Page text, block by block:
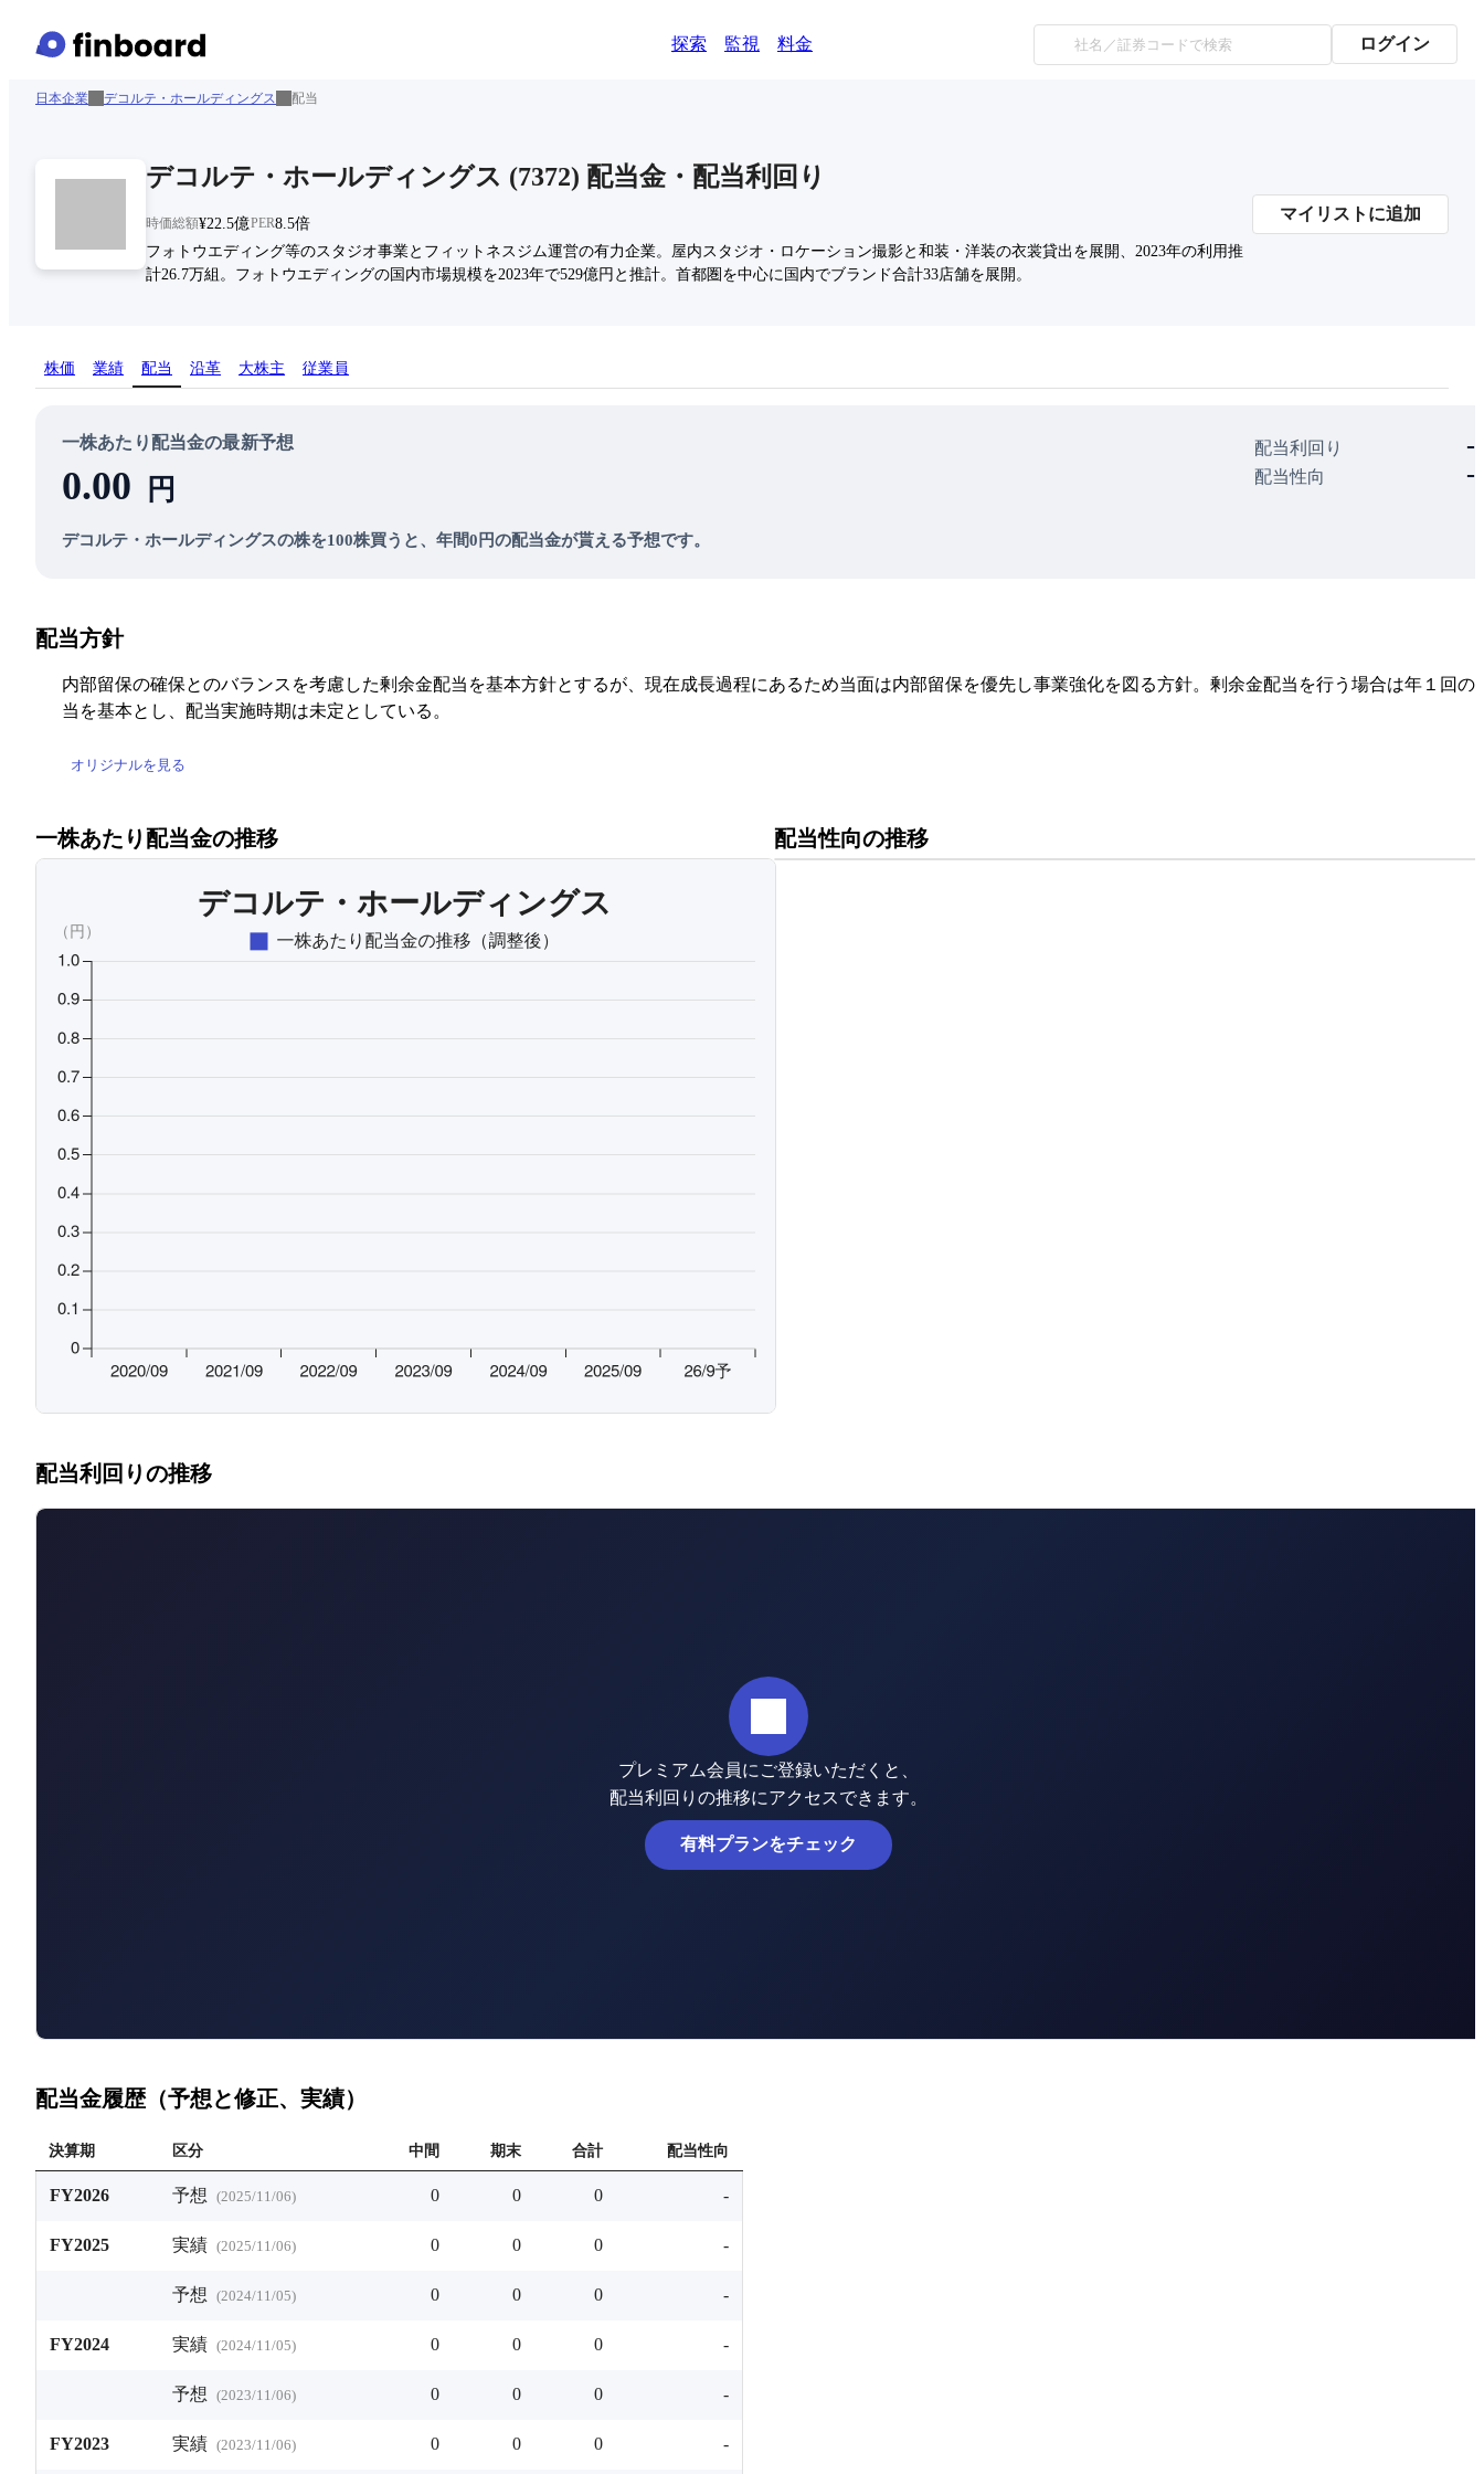
探索 監視 料金 ログイン
日本企業 デコルテ・ホールディングス 配当
デコルテ・ホールディングス (7372) 配当金・配当利回り
時価総額¥22.5億PER8.5倍
フォトウエディング等のスタジオ事業とフィットネスジム運営の有力企業。屋内スタジオ・ロケーション撮影と和装・洋装の衣裳貸出を展開、2023年の利用推
計26.7万組。フォトウエディングの国内市場規模を2023年で529億円と推計。首都圏を中心に国内でブランド合計33店舗を展開。
マイリストに追加
株価 業績 配当 沿革 大株主 従業員
一株あたり配当金の最新予想
0.00 円
デコルテ・ホールディングスの株を100株買うと、年間0円の配当金が貰える予想です。
配当利回り -
配当性向 -
配当方針
内部留保の確保とのバランスを考慮した剰余金配当を基本方針とするが、現在成長過程にあるため当面は内部留保を優先し事業強化を図る方針。剰余金配当を行う場合は年１回の
当を基本とし、配当実施時期は未定としている。
オリジナルを見る
一株あたり配当金の推移 配当性向の推移
配当利回りの推移
プレミアム会員にご登録いただくと、
配当利回りの推移にアクセスできます。
有料プランをチェック
配当金履歴（予想と修正、実績）
決算期 区分 中間 期末 合計 配当性向
FY2026 予想 (2025/11/06) 0 0 0 -
FY2025 実績 (2025/11/06) 0 0 0 -
予想 (2024/11/05) 0 0 0 -
FY2024 実績 (2024/11/05) 0 0 0 -
予想 (2023/11/06) 0 0 0 -
FY2023 実績 (2023/11/06) 0 0 0 -